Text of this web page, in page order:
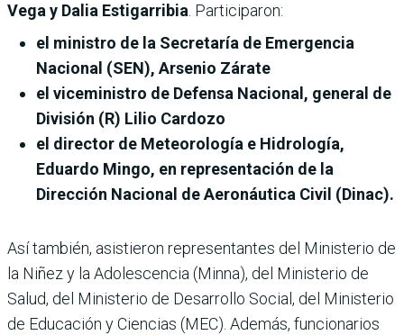
Vega y Dalia Estigarribia. Participaron:
el ministro de la Secretaría de Emergencia
Nacional (SEN), Arsenio Zárate
el viceministro de Defensa Nacional, general de
División (R) Lilio Cardozo
el director de Meteorología e Hidrología,
Eduardo Mingo, en representación de la
Dirección Nacional de Aeronáutica Civil (Dinac).
Así también, asistieron representantes del Ministerio de
la Niñez y la Adolescencia (Minna), del Ministerio de
Salud, del Ministerio de Desarrollo Social, del Ministerio
de Educación y Ciencias (MEC). Además, funcionarios